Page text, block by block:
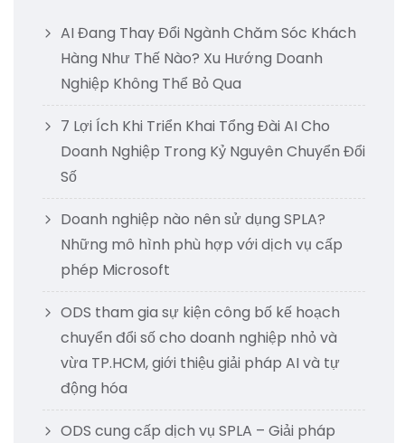
AI Đang Thay Đổi Ngành Chăm Sóc Khách
Hàng Như Thế Nào? Xu Hướng Doanh
Nghiệp Không Thể Bỏ Qua
7 Lợi Ích Khi Triển Khai Tổng Đài AI Cho
Doanh Nghiệp Trong Kỷ Nguyên Chuyển Đổi
Số
Doanh nghiệp nào nên sử dụng SPLA?
Những mô hình phù hợp với dịch vụ cấp
phép Microsoft
ODS tham gia sự kiện công bố kế hoạch
chuyển đổi số cho doanh nghiệp nhỏ và
vừa TP.HCM, giới thiệu giải pháp AI và tự
động hóa
ODS cung cấp dịch vụ SPLA – Giải pháp